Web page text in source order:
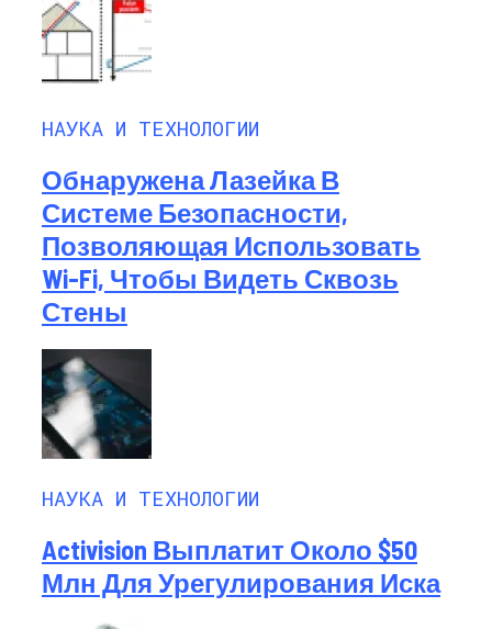
НАУКА И ТЕХНОЛОГИИ
Обнаружена Лазейка В
Системе Безопасности,
Позволяющая Использовать
Wi-Fi, Чтобы Видеть Сквозь
Стены
НАУКА И ТЕХНОЛОГИИ
Activision Выплатит Около $50
Млн Для Урегулирования Иска